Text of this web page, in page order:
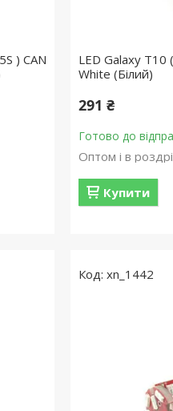
) CAN
LED Galaxy T10
White (Білий)
291 ₴
Готово до
Оптом і в
Купити
xn_1442